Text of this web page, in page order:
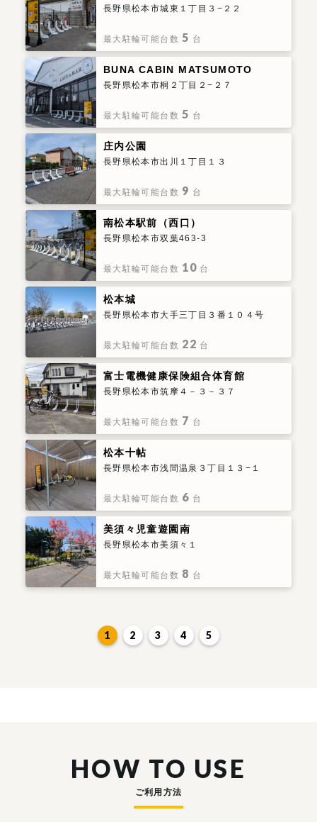
長野県松本市城東１丁目３−２２
最大駐輪可能台数5 台
BUNA CABIN MATSUMOTO
長野県松本市桐２丁目２−２７
最大駐輪可能台数5 台
庄内公園
長野県松本市出川１丁目１３
最大駐輪可能台数 9 台
南松本駅前（西口）
長野県松本市双葉463-3
最大駐輪可能台数 10 台
松本城
長野県松本市大手三丁目３番１０４号
最大駐輪可能台数 22 台
富士電機健康保険組合体育館
長野県松本市筑摩４－３－３７
最大駐輪可能台数 7 台
松本十帖
長野県松本市浅間温泉３丁目１３−１
最大駐輪可能台数 6 台
美須々児童遊園南
長野県松本市美須々１
最大駐輪可能台数 8 台
1 2 3 4 5
HOW TO USE
ご利用方法